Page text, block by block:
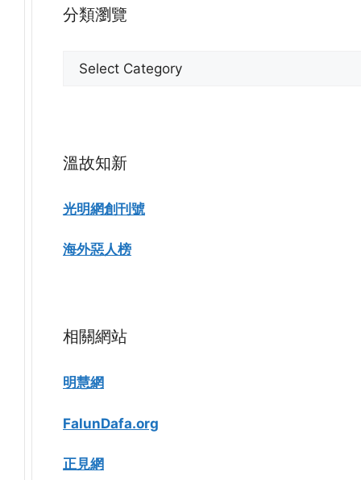
分類瀏覽
溫故知新
光明網創刊號
海外惡人榜
相關網站
明慧網
FalunDafa.org
正見網